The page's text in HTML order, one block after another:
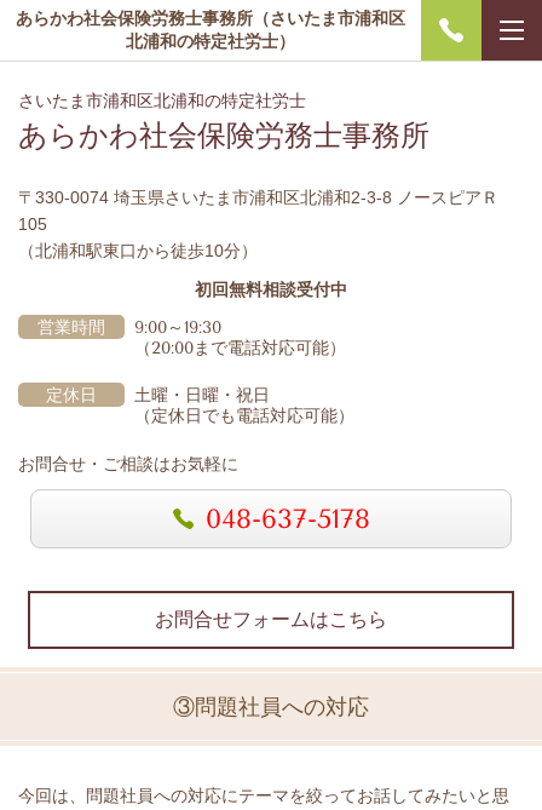
あらかわ社会保険労務士事務所（さいたま市浦和区
北浦和の特定社労士）
さいたま市浦和区北浦和の特定社労士
あらかわ社会保険労務士事務所
〒330-0074 埼玉県さいたま市浦和区北浦和2-3-8 ノースピアＲ
105
（北浦和駅東口から徒歩10分）
初回無料相談受付中
営業時間
9:00～19:30
（20:00まで電話対応可能）
定休日
土曜・日曜・祝日
（定休日でも電話対応可能）
お問合せ・ご相談はお気軽に
048-637-5178
お問合せフォームはこちら
③問題社員への対応
今回は、問題社員への対応にテーマを絞ってお話してみたいと思